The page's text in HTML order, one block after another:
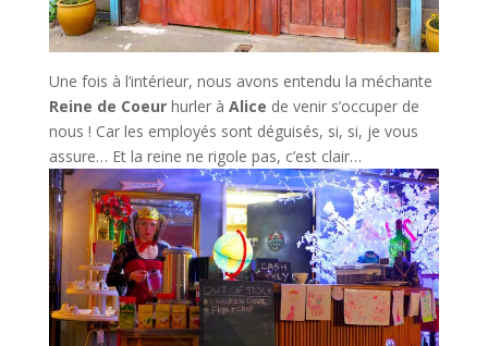
Une fois à l’intérieur, nous avons entendu la méchante
Reine de Coeurhurler à Alice de venir s’occuper de
nous ! Car les employés sont déguisés, si, si, je vous
assure… Et la reine ne rigole pas, c’est clair…